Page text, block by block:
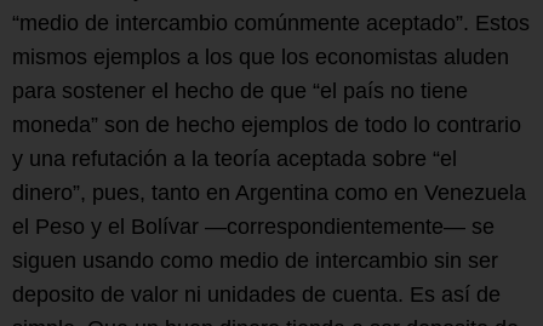
“medio de intercambio comúnmente aceptado”. Estos
mismos ejemplos a los que los economistas aluden
para sostener el hecho de que “el país no tiene
moneda” son de hecho ejemplos de todo lo contrario
y una refutación a la teoría aceptada sobre “el
dinero”, pues, tanto en Argentina como en Venezuela
el Peso y el Bolívar —correspondientemente— se
siguen usando como medio de intercambio sin ser
deposito de valor ni unidades de cuenta. Es así de